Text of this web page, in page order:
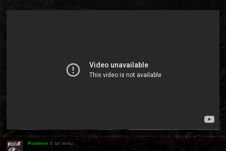
Pioniere 6 lat temu